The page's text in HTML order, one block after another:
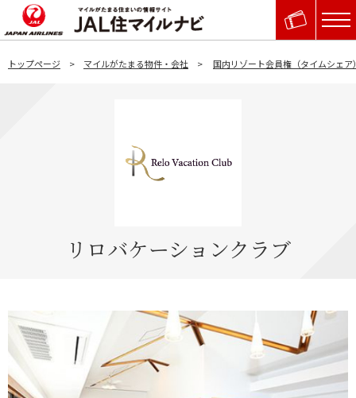
トップページ マイルがたまる物件・会社 国内リゾート会員権（タイムシェア
リロバケーションクラブ